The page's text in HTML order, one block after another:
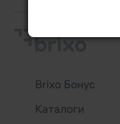
Brixo Бонус
Каталоги